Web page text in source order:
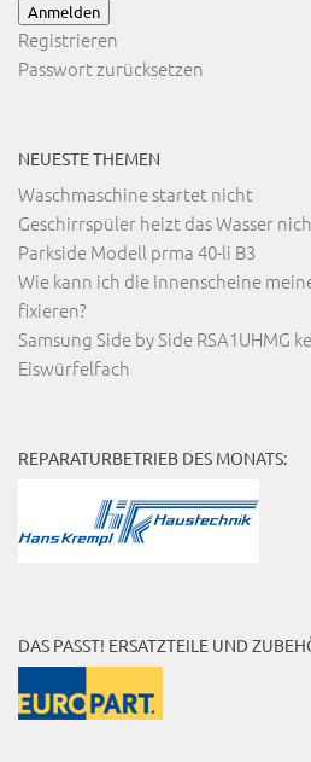
Anmelden
Registrieren
Passwort zurücksetzen
NEUESTE THEMEN
Waschmaschine startet nicht
Geschirrspüler heizt das Wasser
Parkside Modell prma 40-li B3
Wie kann ich die Innenscheine
fixieren?
Samsung Side by Side RSA1UHMG
Eiswürfelfach
REPARATURBETRIEB DES MONATS:
DAS PASST! ERSATZTEILE UND